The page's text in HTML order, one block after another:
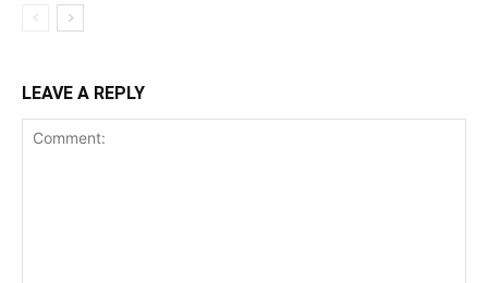
LEAVE A REPLY